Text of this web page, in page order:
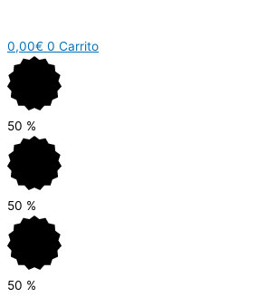
0,00€ 0 Carrito
50 %
50 %
50 %